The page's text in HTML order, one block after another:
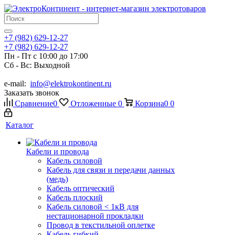
+7 (982) 629-12-27
+7 (982) 629-12-27
Пн - Пт с 10:00 до 17:00
Сб - Вс: Выходной
e-mail: info@elektrokontinent.ru
Заказать звонок
Сравнение0 Отложенные 0 Корзина0 0
Каталог
Кабели и провода
Кабель силовой
Кабель для связи и передачи данных
(медь)
Кабель оптический
Кабель плоский
Кабель силовой < 1кВ для
нестационарной прокладки
Провод в текстильной оплетке